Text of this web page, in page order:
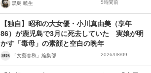
黒島 暁生 5時間前
【独自】昭和の大女優・小川真由美（享年
86）が鹿児島で3月に死去していた 実娘が明
かす「毒母」の素顔と空白の晩年
「文藝春秋」編集部 2026/08/09